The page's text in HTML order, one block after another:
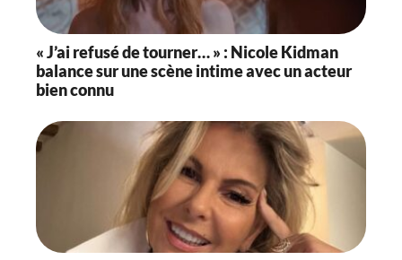
« J’ai refusé de tourner… » : Nicole Kidman
balance sur une scène intime avec un acteur
bien connu